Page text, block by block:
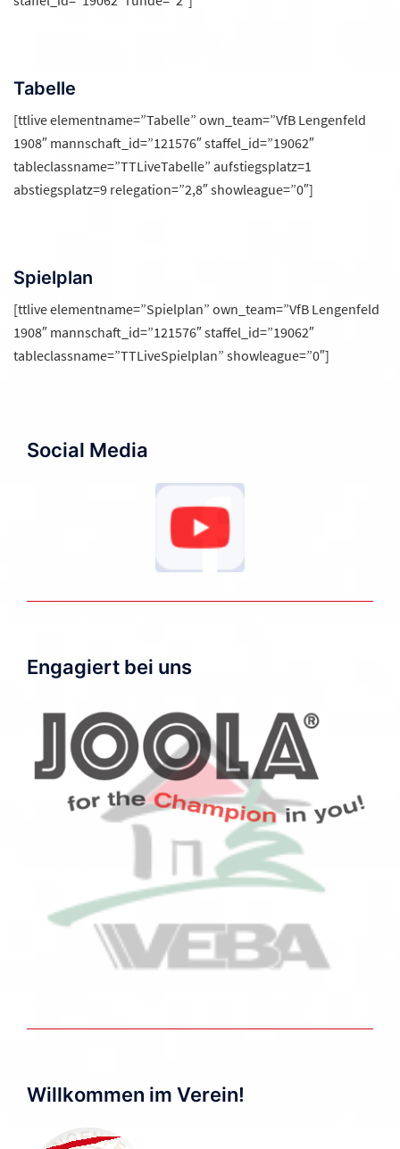
Tabelle
[ttlive elementname=”Tabelle” own_team=”VfB Lengenfeld
1908″ mannschaft_id=”121576″ staffel_id=”19062″
tableclassname=”TTLiveTabelle” aufstiegsplatz=1
abstiegsplatz=9 relegation=”2,8″ showleague=”0″]
Spielplan
[ttlive elementname=”Spielplan” own_team=”VfB Lengenfeld
1908″ mannschaft_id=”121576″ staffel_id=”19062″
tableclassname=”TTLiveSpielplan” showleague=”0″]
Social Media
Engagiert bei uns
Willkommen im Verein!